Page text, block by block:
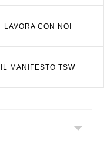
LAVORA CON NOI
IL MANIFESTO TSW